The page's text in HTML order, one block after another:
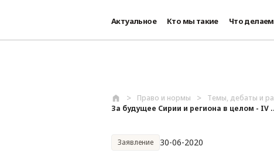
Актуальное Кто мы такие Что делаем
Право и нормы Темы, дебаты и
За будущее Сирии и региона в целом - IV
Заявление 30-06-2020